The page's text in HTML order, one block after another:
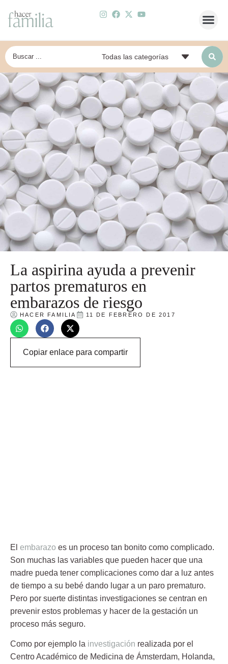
La aspirina ayuda a prevenir
partos prematuros en
embarazos de riesgo
HACER FAMILIA 11 DE FEBRERO DE 2017
Copiar enlace para compartir
El embarazo es un proceso tan bonito como complicado.
Son muchas las variables que pueden hacer que una
madre pueda tener complicaciones como dar a luz antes
de tiempo a su bebé dando lugar a un paro prematuro.
Pero por suerte distintas investigaciones se centran en
prevenir estos problemas y hacer de la gestación un
proceso más seguro.
Como por ejemplo la investigación realizada por el
Centro Académico de Medicina de Ámsterdam, Holanda,